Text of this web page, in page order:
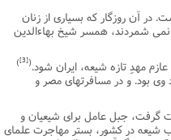
آن روزگار که بسیارى از زنان
نمى شمردند، همسر شیخ بهاءالدین
(
[3]
)
بود. و در مسافرتهاى مصر و
گرفت، جبل عامل براى شیعیان و
در کشور، بستر مهاجرت علماى